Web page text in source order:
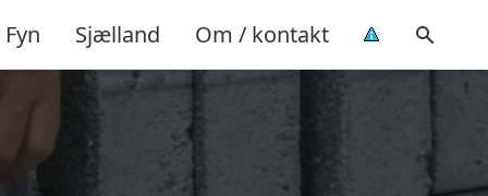
Fyn Sjælland Om / kontakt